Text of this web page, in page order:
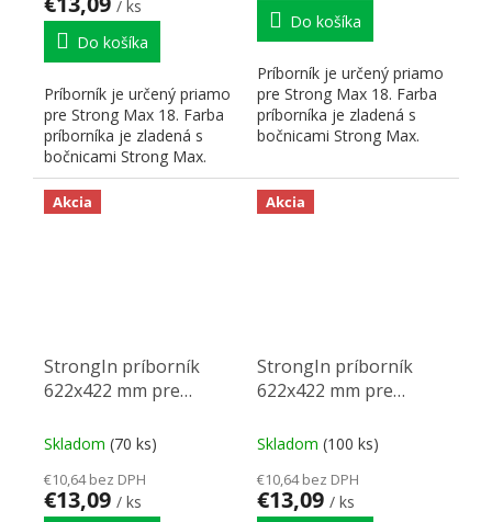
/ ks
Do košíka
Príborník je určený priamo
pre Strong Max 18. Farba
príborníka je zladená s
bočnicami Strong Max.
Hrúbka použitého...
Do košíka
Príborník je určený priamo
pre Strong Max 18. Farba
príborníka je zladená s
bočnicami Strong Max.
Akcia
StrongIn príborník
622x422 mm pre
Skladom (70 ks)
€10,64 bez DPH
€13,09 / ks
Akcia
StrongIn príborník
622x422 mm pre
Skladom (100 ks)
€10,64 bez DPH
€13,09 / ks